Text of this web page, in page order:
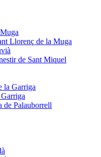
Llorenç de la Muga
de Sant Miquel
la Garriga
de Palauborrell